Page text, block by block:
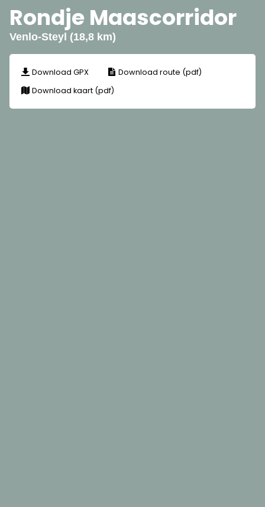
Rondje Maascorridor
Venlo-Steyl (18,8 km)
Download GPX
Download route (pdf)
Download kaart (pdf)